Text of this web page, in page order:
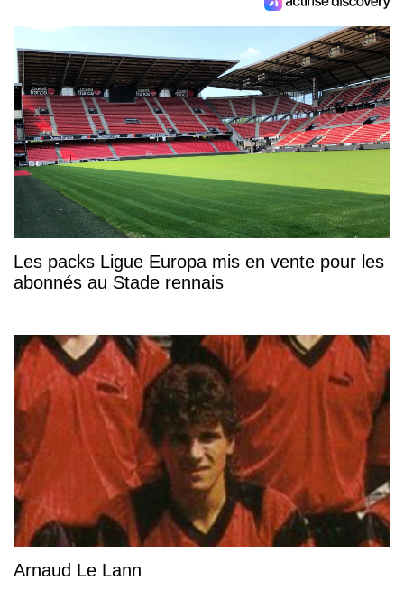
Les packs Ligue Europa mis en vente pour les
abonnés au Stade rennais
Arnaud Le Lann